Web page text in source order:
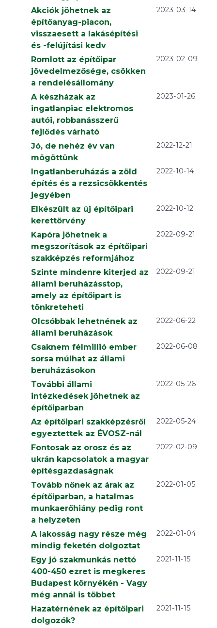
Akciók jöhetnek az
építőanyag-piacon,
visszaesett a lakásépítési
és -felújítási kedv
2023-03-14
Romlott az építőipar
jövedelmezősége, csökken
a rendelésállomány
2023-02-09
A készházak az
ingatlanpiac elektromos
autói, robbanásszerű
fejlődés várható
2023-01-26
Jó, de nehéz év van
mögöttünk
2022-12-21
Ingatlanberuházás a zöld
építés és a rezsicsökkentés
jegyében
2022-10-14
Elkészült az új építőipari
kerettörvény
2022-10-12
Kapóra jöhetnek a
megszorítások az építőipari
szakképzés reformjához
2022-09-21
Szinte mindenre kiterjed az
állami beruházásstop,
amely az építőipart is
tönkreteheti
2022-09-21
Olcsóbbak lehetnének az
állami beruházások
2022-06-22
Csaknem félmillió ember
sorsa múlhat az állami
beruházásokon
2022-06-08
További állami
intézkedések jöhetnek az
építőiparban
2022-05-26
Az építőipari szakképzésről
egyeztettek az ÉVOSZ-nál
2022-05-24
Fontosak az orosz és az
ukrán kapcsolatok a magyar
építésgazdaságnak
2022-02-09
Tovább nőnek az árak az
építőiparban, a hatalmas
munkaerőhiány pedig ront
a helyzeten
2022-01-05
A lakosság nagy része még
mindig feketén dolgoztat
2022-01-04
Egy jó szakmunkás nettó
400-450 ezret is megkeres
Budapest környékén - Vagy
még annál is többet
2021-11-15
Hazatérnének az építőipari
dolgozók?
2021-11-15